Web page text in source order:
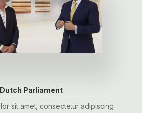
Dutch Parliament
sit amet, consectetur adipiscing